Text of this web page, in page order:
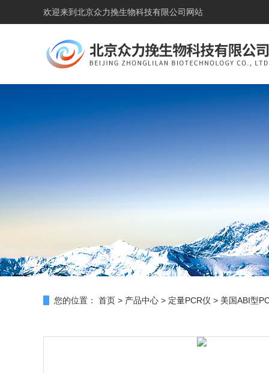
欢迎来到 北京众力挽生物科技有限公司网站
您的位置： 首页 > 产品中心 > 定量PCR仪 > 美国ABI型